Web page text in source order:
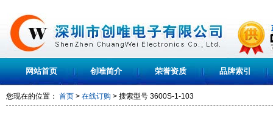
网站首页 创唯简介 荣誉资质 品牌索引
您现在的位置： 首页 > 在线订购 > 搜索型号 3600S-1-103